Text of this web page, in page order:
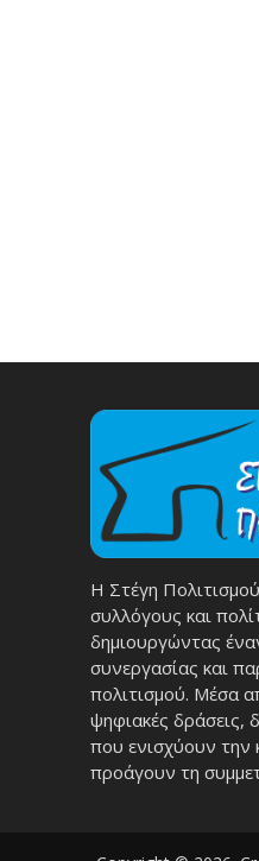
Η Στέγη
συλλόγους και
δημιουργώντας
συνεργασίας και
πολιτισμού. Μέσα
ψηφιακές δράσεις,
που ενισχύουν την
προάγουν τη